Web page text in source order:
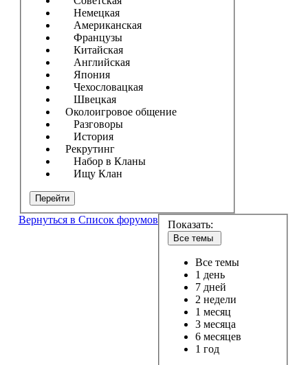
Немецкая
Американская
Французы
Китайская
Английская
Япония
Чехословацкая
Швецкая
Околоигровое общение
Разговоры
История
Рекрутинг
Набор в Кланы
Ищу Клан
Перейти
Вернуться в Список форумов Показать:
Все темы
Все темы
1 день
7 дней
2 недели
1 месяц
3 месяца
6 месяцев
1 год